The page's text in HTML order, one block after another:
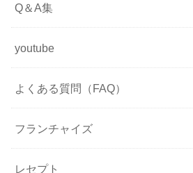
Q＆A集
youtube
よくある質問（FAQ）
フランチャイズ
レセプト